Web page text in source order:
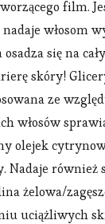
film.
włosom
się na
skóry!
ze
włosów
olejek
Nadaje
żelowa/
uciążliwych